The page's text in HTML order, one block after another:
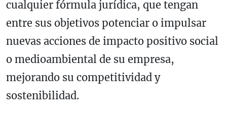
cualquier fórmula jurídica, que tengan
entre sus objetivos potenciar o impulsar
nuevas acciones de impacto positivo social
o medioambiental de su empresa,
mejorando su competitividad y
sostenibilidad.